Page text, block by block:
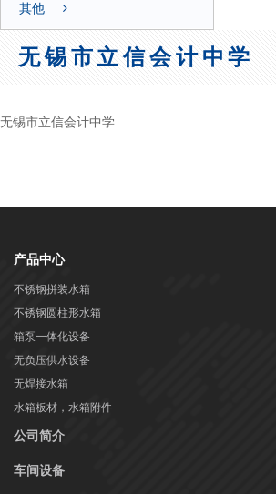
其他
无锡市立信会计中学
无锡市立信会计中学
产品中心
不锈钢拼装水箱
不锈钢圆柱形水箱
箱泵一体化设备
无负压供水设备
无焊接水箱
水箱板材，水箱附件
公司简介
车间设备